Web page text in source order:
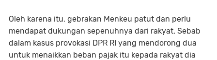
Oleh karena itu, gebrakan Menkeu patut dan perlu
mendapat dukungan sepenuhnya dari rakyat. Sebab
dalam kasus provokasi DPR RI yang mendorong dua
untuk menaikkan beban pajak itu kepada rakyat dia